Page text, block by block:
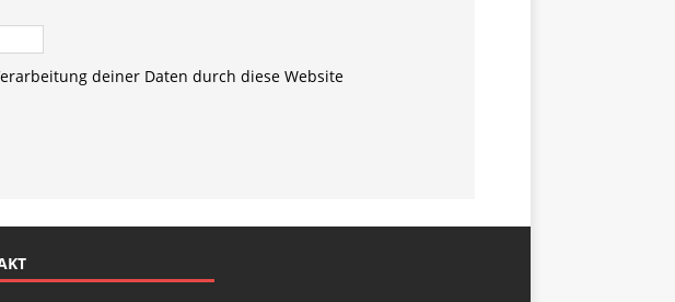
deiner Daten durch diese Website